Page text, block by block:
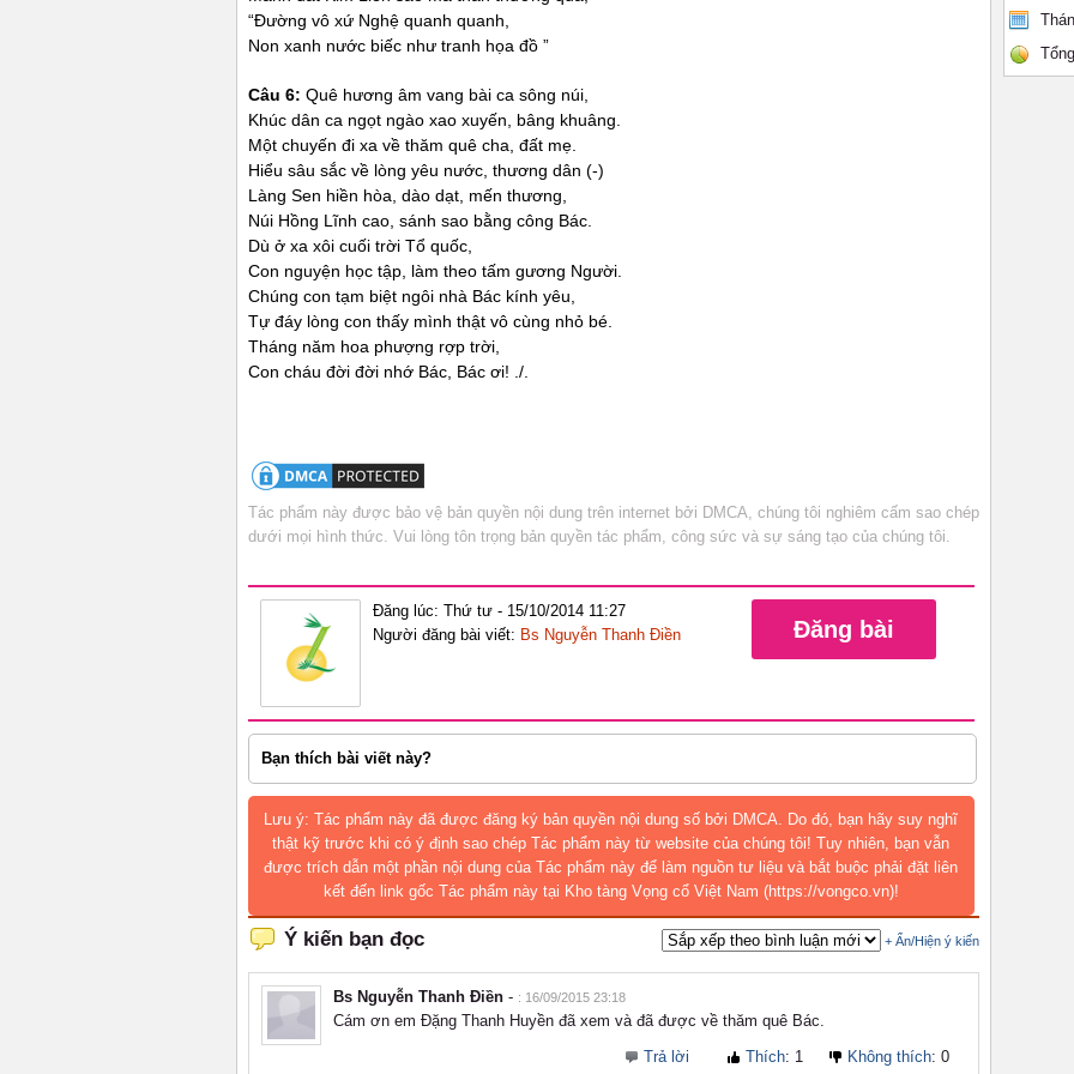
“Đường vô xứ Nghệ quanh quanh,
Non xanh nước biếc như tranh họa đồ ”
Câu 6: Quê hương âm vang bài ca sông núi,
Khúc dân ca ngọt ngào xao xuyến, bâng khuâng.
Một chuyến đi xa về thăm quê cha, đất mẹ.
Hiểu sâu sắc về lòng yêu nước, thương dân (-)
Làng Sen hiền hòa, dào dạt, mến thương,
Núi Hồng Lĩnh cao, sánh sao bằng công Bác.
Dù ở xa xôi cuối trời Tổ quốc,
Con nguyện học tập, làm theo tấm gương Người.
Chúng con tạm biệt ngôi nhà Bác kính yêu,
Tự đáy lòng con thấy mình thật vô cùng nhỏ bé.
Tháng năm hoa phượng rợp trời,
Con cháu đời đời nhớ Bác, Bác ơi! ./.
Tác phẩm này được bảo vệ bản quyền nội dung trên internet bởi DMCA, chúng tôi nghiêm cấm sao chép
dưới mọi hình thức. Vui lòng tôn trọng bản quyền tác phẩm, công sức và sự sáng tạo của chúng tôi.
Đăng lúc: Thứ tư - 15/10/2014 11:27
Người đăng bài viết: Bs Nguyễn Thanh Điền Đăng bài
Bạn thích bài viết này?
Lưu ý: Tác phẩm này đã được đăng ký bản quyền nội dung số bởi DMCA. Do đó, bạn hãy suy nghĩ
thật kỹ trước khi có ý định sao chép Tác phẩm này từ website của chúng tôi! Tuy nhiên, bạn vẫn
được trích dẫn một phần nội dung của Tác phẩm này để làm nguồn tư liệu và bắt buộc phải đặt liên
kết đến link gốc Tác phẩm này tại Kho tàng Vọng cổ Việt Nam (https://vongco.vn)!